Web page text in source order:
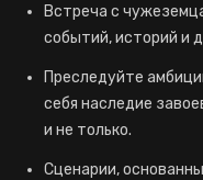
Встреча с
событий, историй и
Преследуйте
себя наследие
и не только.
Сценарии,